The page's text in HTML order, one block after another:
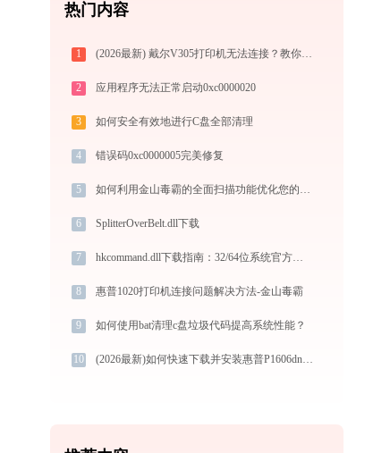
热门内容
1 (2026最新) 戴尔V305打印机无法连接？教你解决方法 -金山毒霸
2 应用程序无法正常启动0xc0000020
3 如何安全有效地进行C盘全部清理
4 错误码0xc0000005完美修复
5 如何利用金山毒霸的全面扫描功能优化您的电脑性能
6 SplitterOverBelt.dll下载
7 hkcommand.dll下载指南：32/64位系统官方免费DLL文件修复方案
8 惠普1020打印机连接问题解决方法-金山毒霸
9 如何使用bat清理c盘垃圾代码提高系统性能？
10 (2026最新)如何快速下载并安装惠普P1606dn打印机驱动：详细步骤解析